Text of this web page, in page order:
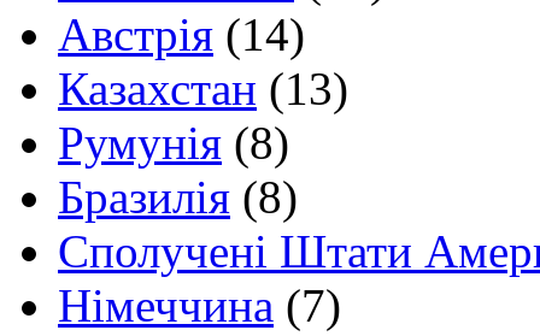
Австрія (14)
Казахстан (13)
Румунія (8)
Бразилія (8)
Сполучені Штати
Німеччина (7)